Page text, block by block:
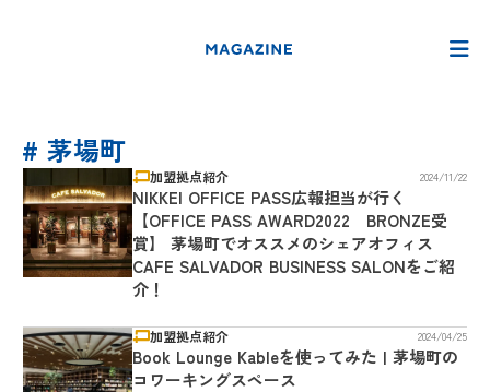
# 茅場町
加盟拠点紹介 2024/11/22
NIKKEI OFFICE PASS広報担当が行く
【OFFICE PASS AWARD2022 BRONZE受
賞】 茅場町でオススメのシェアオフィス
CAFE SALVADOR BUSINESS SALONをご紹
介！
加盟拠点紹介 2024/04/25
Book Lounge Kableを使ってみた | 茅場町の
コワーキングスペース